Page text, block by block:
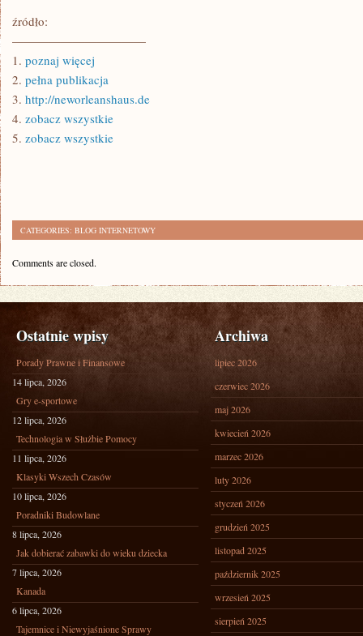
źródło:
———————————
1. poznaj więcej
2. pełna publikacja
3. http://neworleanshaus.de
4. zobacz wszystkie
5. zobacz wszystkie
CATEGORIES: BLOG INTERNETOWY
Comments are closed.
Ostatnie wpisy
Porady Prawne i Finansowe
14 lipca, 2026
Gry e-sportowe
12 lipca, 2026
Technologia w Służbie Pomocy
11 lipca, 2026
Klasyki Wszech Czasów
10 lipca, 2026
Poradniki Budowlane
8 lipca, 2026
Jak dobierać zabawki do wieku dziecka
7 lipca, 2026
Kanada
6 lipca, 2026
Tajemnice i Niewyjaśnione Sprawy
Archiwa
lipiec 2026
czerwiec 2026
maj 2026
kwiecień 2026
marzec 2026
luty 2026
styczeń 2026
grudzień 2025
listopad 2025
październik 2025
wrzesień 2025
sierpień 2025